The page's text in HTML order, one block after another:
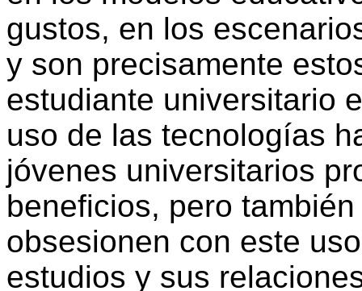
gustos, en los
y son precisamente
estudiante universitario
uso de las tecnologías
jóvenes universitarios
beneficios, pero
obsesionen con este
estudios y sus